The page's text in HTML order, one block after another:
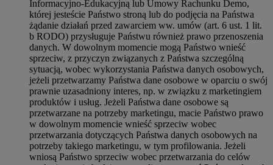
Informacyjno-Edukacyjną lub Umowy Rachunku Demo,
której jesteście Państwo stroną lub do podjęcia na Państwa
żądanie działań przed zawarciem ww. umów (art. 6 ust. 1 lit.
b RODO) przysługuje Państwu również prawo przenoszenia
danych. W dowolnym momencie mogą Państwo wnieść
sprzeciw, z przyczyn związanych z Państwa szczególną
sytuacją, wobec wykorzystania Państwa danych osobowych,
jeżeli przetwarzamy Państwa dane osobowe w oparciu o swój
prawnie uzasadniony interes, np. w związku z marketingiem
produktów i usług. Jeżeli Państwa dane osobowe są
przetwarzane na potrzeby marketingu, macie Państwo prawo
w dowolnym momencie wnieść sprzeciw wobec
przetwarzania dotyczących Państwa danych osobowych na
potrzeby takiego marketingu, w tym profilowania. Jeżeli
wniosą Państwo sprzeciw wobec przetwarzania do celów